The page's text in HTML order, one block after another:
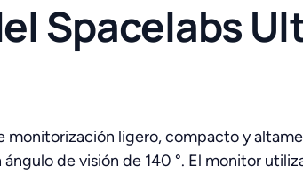
Spacelabs
monitorización ligero, compacto y
de visión de 140 °. El monitor